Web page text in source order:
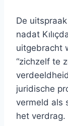
De
nadat
uitgebracht
“zichzelf te
juridische
vermeld als
het verdrag.